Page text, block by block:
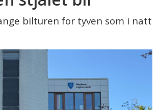
bilturen for tyven som i natt